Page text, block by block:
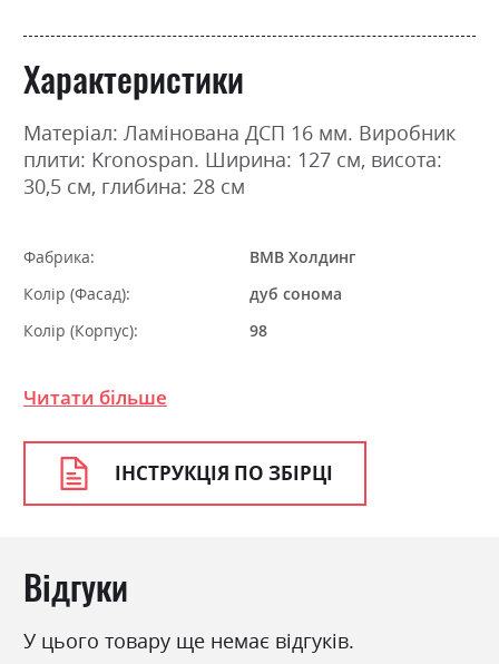
Характеристики
Матеріал: Ламінована ДСП 16 мм. Виробник
плити: Kronospan. Ширина: 127 см, висота:
30,5 см, глибина: 28 см
Фабрика:
ВМВ Холдинг
Колір (Фасад):
дуб сонома
Колір (Корпус):
98
Стиль
Матеріал
ламінована ДСП
Читати більше
ІНСТРУКЦІЯ ПО ЗБІРЦІ
Відгуки
У цього товару ще немає відгуків.